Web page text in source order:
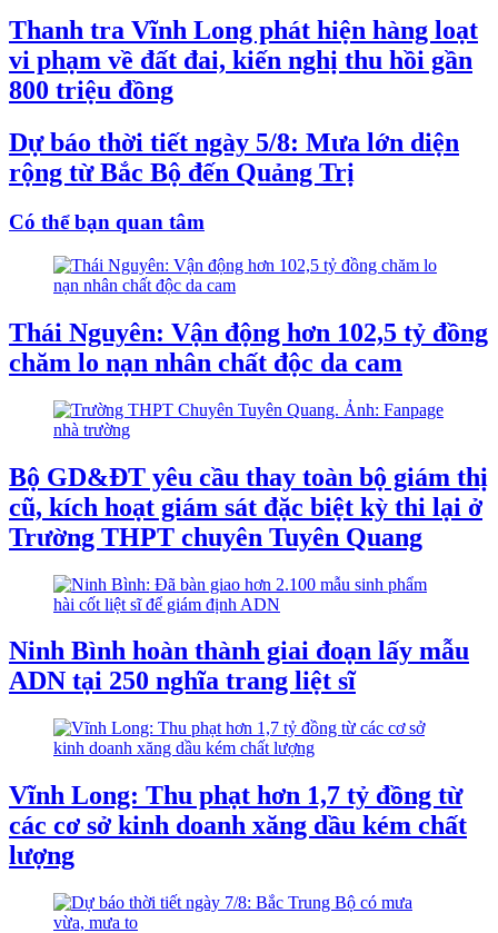
Thanh tra Vĩnh Long phát hiện hàng loạt
vi phạm về đất đai, kiến nghị thu hồi gần
800 triệu đồng
Dự báo thời tiết ngày 5/8: Mưa lớn diện
rộng từ Bắc Bộ đến Quảng Trị
Có thể bạn quan tâm
Thái Nguyên: Vận động hơn 102,5 tỷ đồng
chăm lo nạn nhân chất độc da cam
Bộ GD&ĐT yêu cầu thay toàn bộ giám thị
cũ, kích hoạt giám sát đặc biệt kỳ thi lại ở
Trường THPT chuyên Tuyên Quang
Ninh Bình hoàn thành giai đoạn lấy mẫu
ADN tại 250 nghĩa trang liệt sĩ
Vĩnh Long: Thu phạt hơn 1,7 tỷ đồng từ
các cơ sở kinh doanh xăng dầu kém chất
lượng